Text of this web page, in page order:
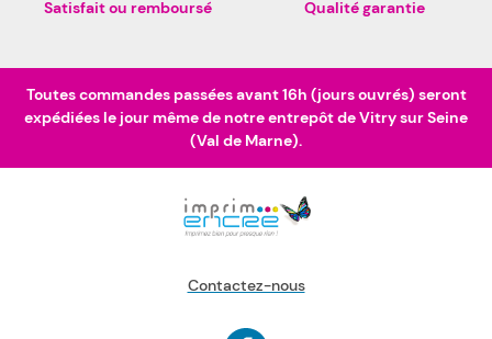
Satisfait ou remboursé Qualité garantie
Toutes commandes passées avant 16h (jours ouvrés) seront
expédiées le jour même de notre entrepôt de Vitry sur Seine
(Val de Marne).
Contactez-nous